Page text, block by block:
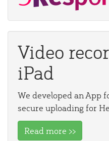
Video
iPad
We developed an App
secure uploading for
Read more >>